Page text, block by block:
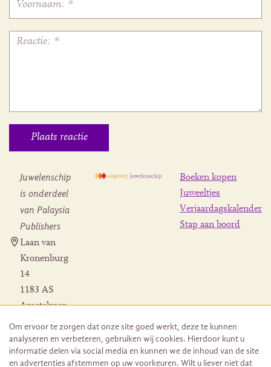
Juwelenschip
is onderdeel
van Palaysia
Publishers
Laan van
Kronenburg
14
1183 AS
Amstelveen
Herroeping
bestelling
Boeken kopen
Juweeltjes
Verjaardagskalender
Stap aan boord
Om ervoor te zorgen dat onze site goed werkt, deze te kunnen
analyseren en verbeteren, gebruiken wij cookies. Hierdoor kunt u
informatie delen via social media en kunnen we de inhoud van de site
en advertenties afstemmen op uw voorkeuren. Wilt u liever niet dat